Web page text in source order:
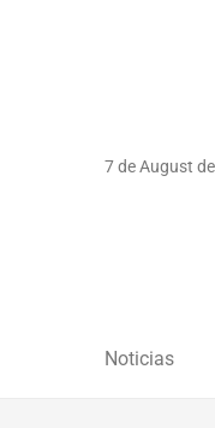
7 de August
Noticias